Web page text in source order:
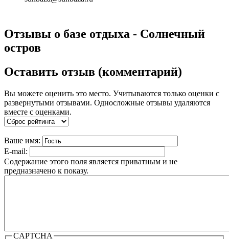
Отзывы о базе отдыха - Солнечный
остров
Оставить отзыв (комментарий)
Вы можете оценить это место. Учитываются только оценки с
развернутыми отзывами. Односложные отзывы удаляются
вместе с оценками.
Ваше имя:
E-mail:
Содержание этого поля является приватным и не
предназначено к показу.
CAPTCHA